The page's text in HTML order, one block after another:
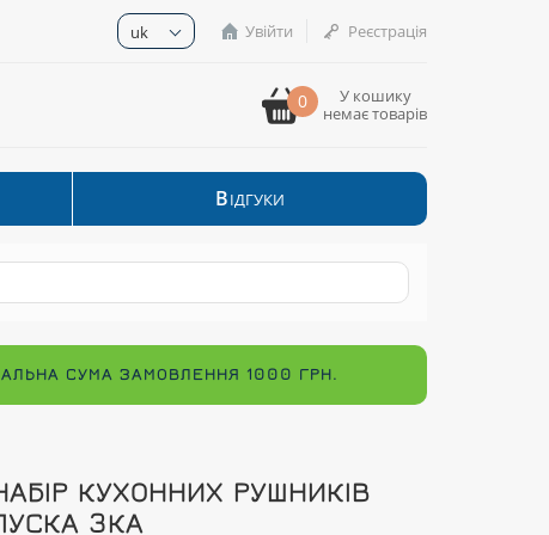
uk Увійти Реєстрація
0
У кошику
немає товарів
ВІДГУКИ
СУМА ЗАМОВЛЕННЯ 1000 ГРН.
КУХОННИХ РУШНИКІВ
3КА